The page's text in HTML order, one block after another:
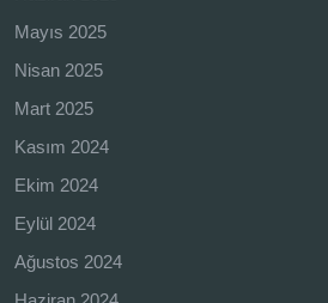
Mayıs 2025
Nisan 2025
Mart 2025
Kasım 2024
Ekim 2024
Eylül 2024
Ağustos 2024